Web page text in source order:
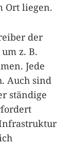
Ort liegen.
der
z. B.
Jede
Auch sind
ständige